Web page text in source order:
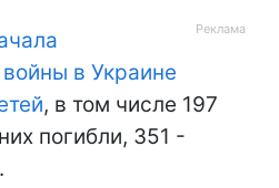
в Украине
, в том числе 197
погибли, 351 -